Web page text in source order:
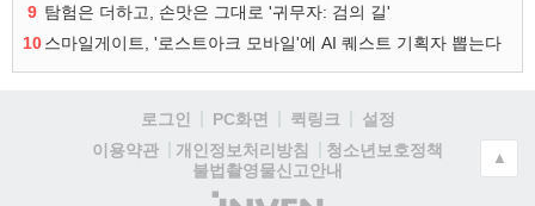
9 탐험은 더하고, 손맛은 그대로 '귀무자: 검의 길'
10스마일게이트, '로스트아크 모바일'에 AI 퀘스트 기획자 뽑는다
로그인 PC화면 퀵링크
설정
이용약관
개인정보처리방침
청소년보호정책
불법촬영물신고안내
(주)
▲